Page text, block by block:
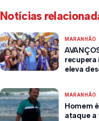
Notícias
MARANHÃO
recupera
eleva
MARANHÃO
Homem
ataque